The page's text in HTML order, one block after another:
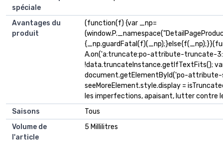
spéciale
Avantages du
produit
(function(f) {var _np=
A.on('a:truncate:po-attribute-truncate-
!data.truncateInstance.getIfTextFits();
document.getElementById('po-
seeMoreElement.style.display =
les imperfections, apaisant, lutter contre
Saisons
Tous
Volume de
l'article
5 Millilitres